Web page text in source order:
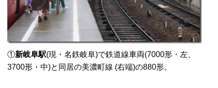
①新岐阜駅(現・名鉄岐阜)で鉄道線車両(7000形・左、
3700形・中)と同居の美濃町線 (右端)の880形。